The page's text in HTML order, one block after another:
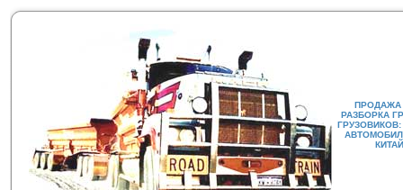
ПРОДАЖА
РАЗБОРКА